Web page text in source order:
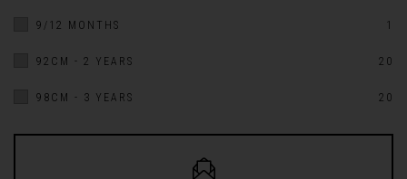
9/12 MONTHS 1
92CM - 2 YEARS 20
98CM - 3 YEARS 20